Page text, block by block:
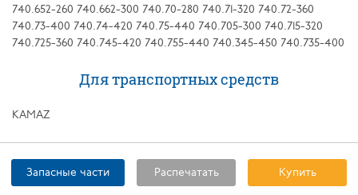
740.652-260 740.662-300 740.70-280 740.71-320 740.72-360
740.73-400 740.74-420 740.75-440 740.705-300 740.715-320
740.725-360 740.745-420 740.755-440 740.345-450 740.735-400
Для транспортных средств
KAMAZ
Запасные части Распечатать Купить